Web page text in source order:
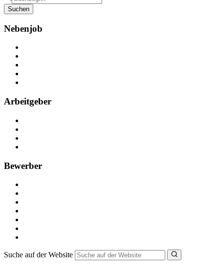
Suchen
Nebenjob
Arbeitgeber
Bewerber
Suche auf der Website